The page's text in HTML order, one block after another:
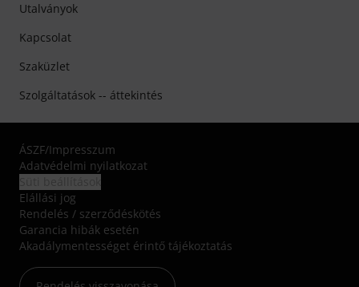
Utalványok
Kapcsolat
Szaküzlet
Szolgáltatások -- áttekintés
ÁSZF/Impresszum
Adatvédelmi nyilatkozat
Elállási jog
Rendelés / szerződéskötés
Garancia hibák esetén
Akadálymentességet érintő tájékoztatás